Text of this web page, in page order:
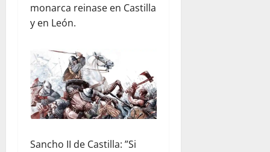
monarca reinase en Castilla
y en León.
Sancho II de Castilla: ”Si